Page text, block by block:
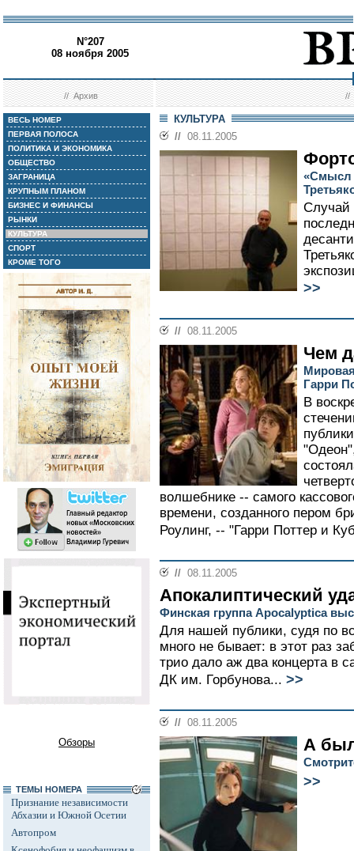
N°207
08 ноября 2005
//Архив //
ВЕСЬ НОМЕР
ПЕРВАЯ ПОЛОСА
ПОЛИТИКА И ЭКОНОМИКА
ОБЩЕСТВО
ЗАГРАНИЦА
КРУПНЫМ ПЛАНОМ
БИЗНЕС И ФИНАНСЫ
РЫНКИ
КУЛЬТУРА
СПОРТ
КРОМЕ ТОГО
Обзоры
ТЕМЫ НОМЕРА
Признание независимости
Абхазии и Южной Осетии
Автопром
КУЛЬТУРА
// 08.11.2005
«Смысл
Случай
>>
// 08.11.2005
Чем
Гарри
В
волшебнике -- самого
времени, созданного пером
Роулинг, -- "Гарри Поттер и
// 08.11.2005
Апокалиптический
Финская группа Apocalyptica
Для нашей публики, судя по
много не бывает: в этот раз
трио дало аж два концерта в
ДК им. Горбунова... >>
// 08.11.2005
А
>>